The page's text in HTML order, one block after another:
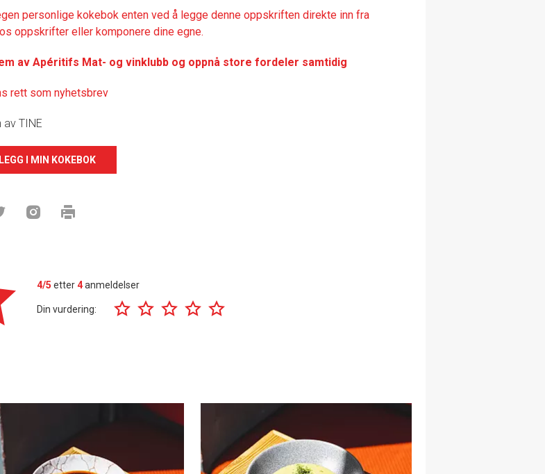
personlige kokebok enten ved å legge denne oppskriften direkte inn fra
oppskrifter eller komponere dine egne.
av Apéritifs Mat- og vinklubb og oppnå store fordeler samtidig
rett som nyhetsbrev
av TINE
LEGG I MIN KOKEBOK
4/5 etter4anmeldelser
Din vurdering: